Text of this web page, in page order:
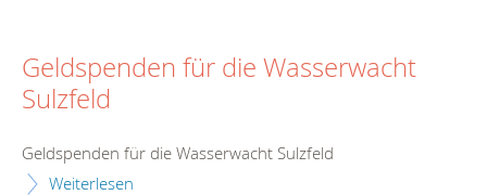
Geldspenden für die Wasserwacht
Sulzfeld
Geldspenden für die Wasserwacht Sulzfeld
Weiterlesen